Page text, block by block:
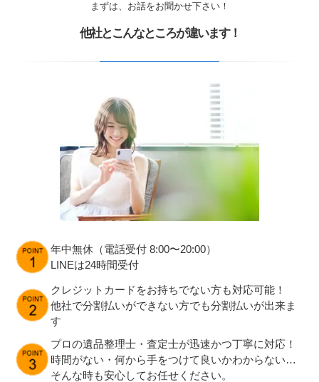
まずは、お話をお聞かせ下さい！
他社とこんなところが違います！
年中無休（電話受付 8:00〜20:00）
LINEは24時間受付
クレジットカードをお持ちでない方も対応可能！
他社で分割払いができない方でも分割払いが出来ま
す
プロの遺品整理士・査定士が迅速かつ丁寧に対応！
時間がない・何から手をつけて良いかわからない…
そんな時も安心してお任せください。